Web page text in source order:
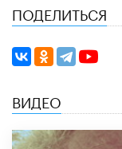
ПОДЕЛИТЬСЯ
ВИДЕО